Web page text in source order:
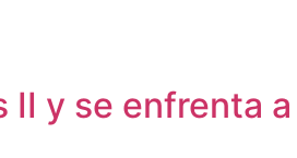
y se enfrenta